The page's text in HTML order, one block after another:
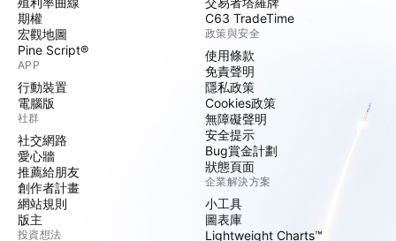
期權
宏觀地圖
Pine Script®
APP
行動裝置
電腦版
社群
社交網路
愛心牆
推薦給朋友
創作者計畫
網站規則
版主
投資想法
C63 TradeTime
政策與安全
使用條款
免責聲明
隱私政策
Cookies政策
無障礙聲明
安全提示
Bug賞金計劃
狀態頁面
企業解決方案
小工具
圖表庫
Lightweight Charts™